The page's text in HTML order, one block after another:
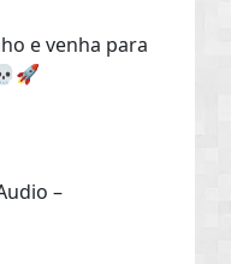
e venha para
–